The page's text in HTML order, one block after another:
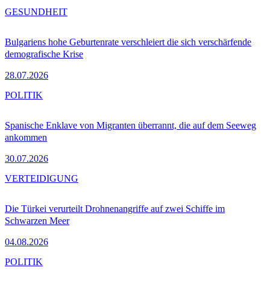
Bulgariens hohe Geburtenrate verschleiert die sich verschärfende
demografische Krise
28.07.2026
GESUNDHEIT
Spanische Enklave von Migranten überrannt, die auf dem Seeweg
ankommen
30.07.2026
POLITIK
Die Türkei verurteilt Drohnenangriffe auf zwei Schiffe im
Schwarzen Meer
04.08.2026
VERTEIDIGUNG
POLITIK